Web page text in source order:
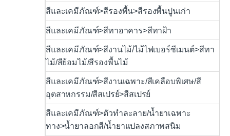
สีและเคมีภัณฑ์>สีรองพื้น>สีรองพื้นปูนเก่า
สีและเคมีภัณฑ์>สีทาอาคาร>สีทาฝ้า
สีและเคมีภัณฑ์>สีงานไม้/ไม้ไฟเบอร์ซีเมนต์>สีทา
ไม้/สีย้อมไม้/สีรองพื้นไม้
สีและเคมีภัณฑ์>สีงานเฉพาะ/สีเคลือบพิเศษ/สี
อุตสาหกรรม/สีสเปรย์>สีสเปรย์
สีและเคมีภัณฑ์>ตัวทำละลาย/น้ำยาเฉพาะ
ทาง>น้ำยาลอกสี/น้ำยาแปลงสภาพสนิม